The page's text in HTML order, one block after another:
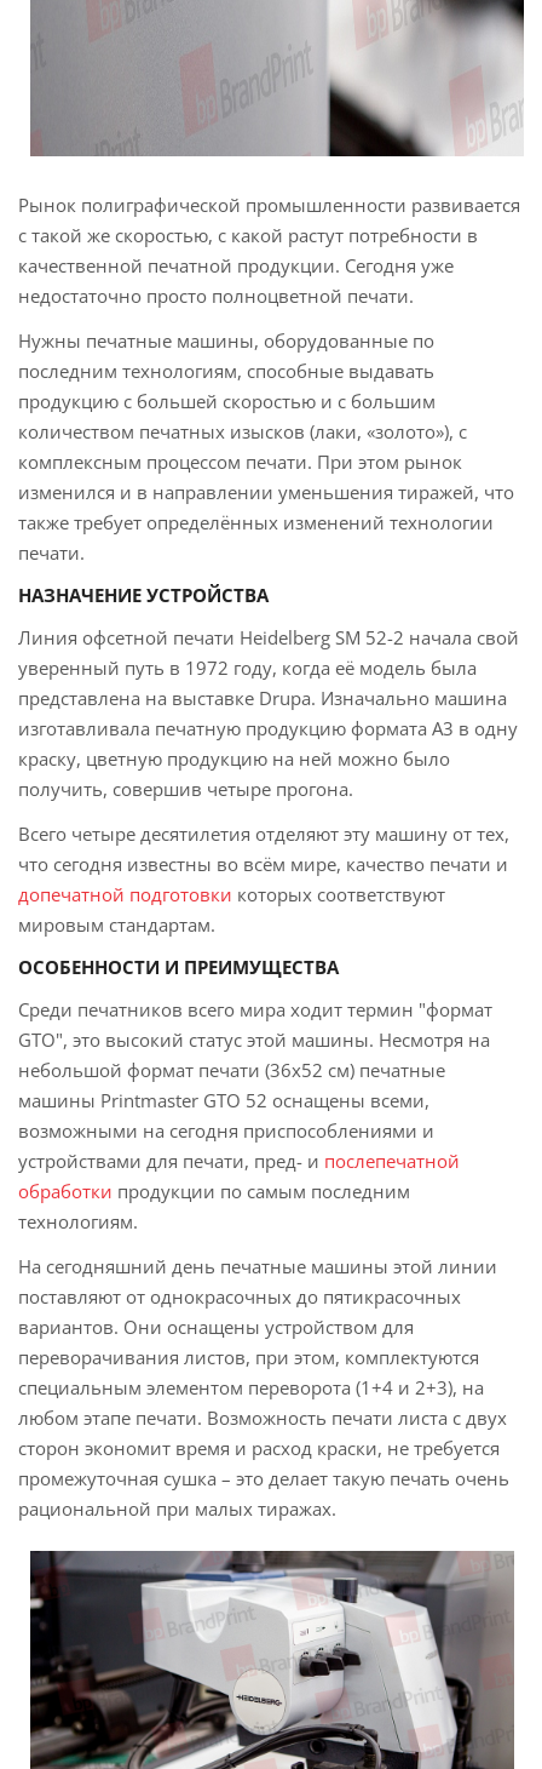
Рынок полиграфической промышленности развивается
с такой же скоростью, с какой растут потребности в
качественной печатной продукции. Сегодня уже
недостаточно просто полноцветной печати.
Нужны печатные машины, оборудованные по
последним технологиям, способные выдавать
продукцию с большей скоростью и с большим
количеством печатных изысков (лаки, «золото»), с
комплексным процессом печати. При этом рынок
изменился и в направлении уменьшения тиражей, что
также требует определённых изменений технологии
печати.
НАЗНАЧЕНИЕ УСТРОЙСТВА
Линия офсетной печати Heidelberg SM 52-2 начала свой
уверенный путь в 1972 году, когда её модель была
представлена на выставке Drupa. Изначально машина
изготавливала печатную продукцию формата А3 в одну
краску, цветную продукцию на ней можно было
получить, совершив четыре прогона.
Всего четыре десятилетия отделяют эту машину от тех,
что сегодня известны во всём мире, качество печати и
допечатной подготовки которых соответствуют
мировым стандартам.
ОСОБЕННОСТИ И ПРЕИМУЩЕСТВА
Среди печатников всего мира ходит термин "формат
GTO", это высокий статус этой машины. Несмотря на
небольшой формат печати (36х52 см) печатные
машины Printmaster GTO 52 оснащены всеми,
возможными на сегодня приспособлениями и
устройствами для печати, пред- и послепечатной
обработки продукции по самым последним
технологиям.
На сегодняшний день печатные машины этой линии
поставляют от однокрасочных до пятикрасочных
вариантов. Они оснащены устройством для
переворачивания листов, при этом, комплектуются
специальным элементом переворота (1+4 и 2+3), на
любом этапе печати. Возможность печати листа с двух
сторон экономит время и расход краски, не требуется
промежуточная сушка – это делает такую печать очень
рациональной при малых тиражах.